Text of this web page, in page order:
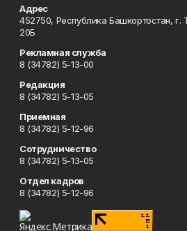
Адрес
452750, Республика Башкортостан, г.
20Б
Рекламная служба
8 (34782) 5-13-00
Редакция
8 (34782) 5-13-05
Приемная
8 (34782) 5-12-96
Сотрудничество
8 (34782) 5-13-05
Отдел кадров
8 (34782) 5-12-96